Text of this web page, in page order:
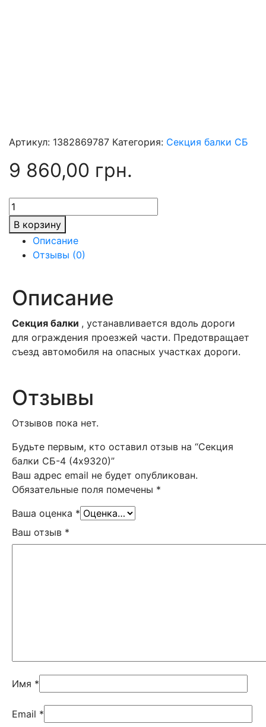
Артикул: 1382869787 Категория: Секция балки СБ
9 860,00 грн.
Количество
товара
Секция
балки
В корзину
Описание
Отзывы (0)
Описание
Секция балки , устанавливается вдоль дороги
для ограждения проезжей части. Предотвращает
съезд автомобиля на опасных участках дороги.
Отзывы
Отзывов пока нет.
Будьте первым, кто оставил отзыв на “Секция
балки СБ-4 (4х9320)”
Ваш адрес email не будет опубликован.
Обязательные поля помечены *
Ваша оценка *
Ваш отзыв *
Имя *
Email *